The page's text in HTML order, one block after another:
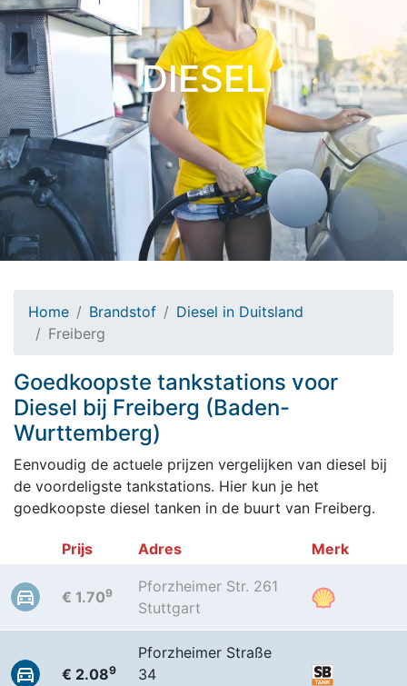
DIESEL
Home Brandstof
Diesel in Duitsland
Freiberg
Goedkoopste tankstations voor
Diesel bij Freiberg (Baden-
Wurttemberg)
Eenvoudig de actuele prijzen vergelijken van diesel bij
de voordeligste tankstations. Hier kun je het
goedkoopste diesel tanken in de buurt van Freiberg.
Prijs Adres Merk
€ 1.709
Pforzheimer Str. 261
Stuttgart
€ 2.089
Pforzheimer Straße
34